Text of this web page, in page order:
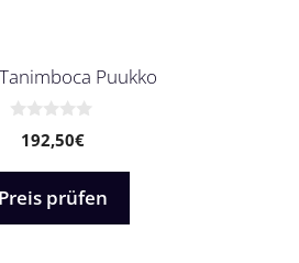
Puukko
n
5
192,50€
Preis prüfen